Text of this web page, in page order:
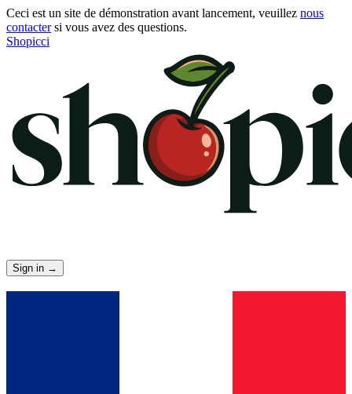
Ceci est un site de démonstration avant lancement, veuillez nous
contactersi vous avez des questions.
Shopicci
Sign in →